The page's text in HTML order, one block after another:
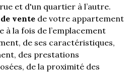
et d'un quartier à l’autre.
vente de votre appartement
à la fois de l’emplacement
de ses caractéristiques,
des prestations
de la proximité des